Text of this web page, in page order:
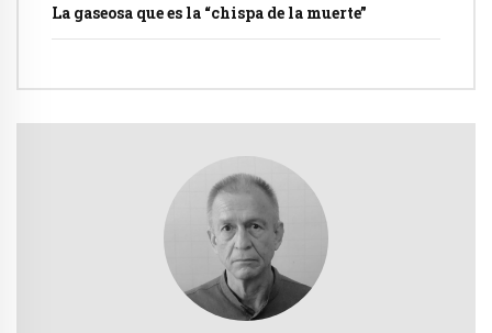
La gaseosa que es la “chispa de la muerte”